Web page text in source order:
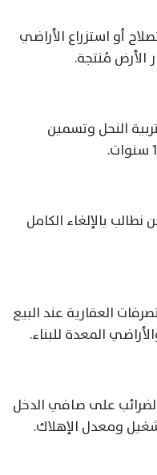
أو استزراع الأراضي
النحل وتسمين
بالإلغاء الكامل
العقارية عند البيع
المعدة للبناء.
على صافي الدخل
ومعدل الإهلاك.